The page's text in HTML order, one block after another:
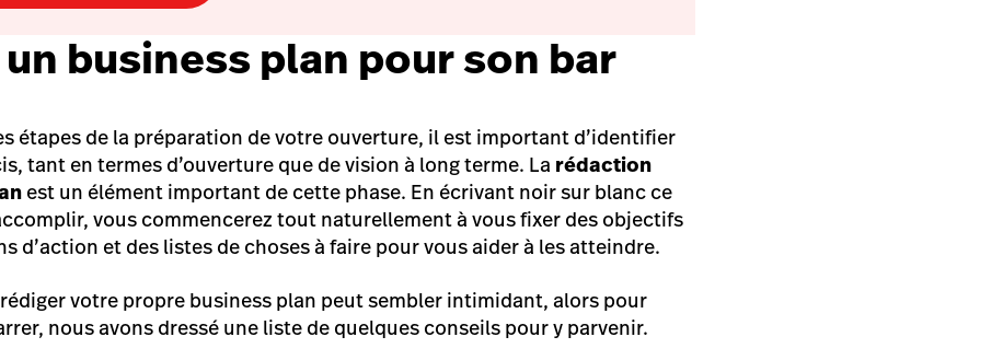
business plan pour son bar
étapes de la préparation de votre ouverture, il est important d’identifier
tant en termes d’ouverture que de vision à long terme. La rédaction
est un élément important de cette phase. En écrivant noir sur blanc ce
vous commencerez tout naturellement à vous fixer des objectifs
d’action et des listes de choses à faire pour vous aider à les atteindre.
votre propre business plan peut sembler intimidant, alors pour
nous avons dressé une liste de quelques conseils pour y parvenir.